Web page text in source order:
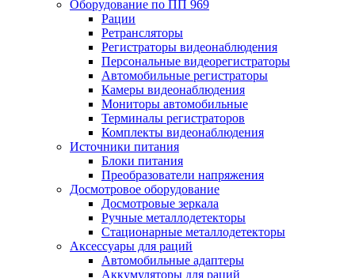
Оборудование по ПП 969
Рации
Ретрансляторы
Регистраторы видеонаблюдения
Персональные видеорегистраторы
Автомобильные регистраторы
Камеры видеонаблюдения
Мониторы автомобильные
Терминалы регистраторов
Комплекты видеонаблюдения
Источники питания
Блоки питания
Преобразователи напряжения
Досмотровое оборудование
Досмотровые зеркала
Ручные металлодетекторы
Стационарные металлодетекторы
Аксессуары для раций
Автомобильные адаптеры
Аккумуляторы для раций